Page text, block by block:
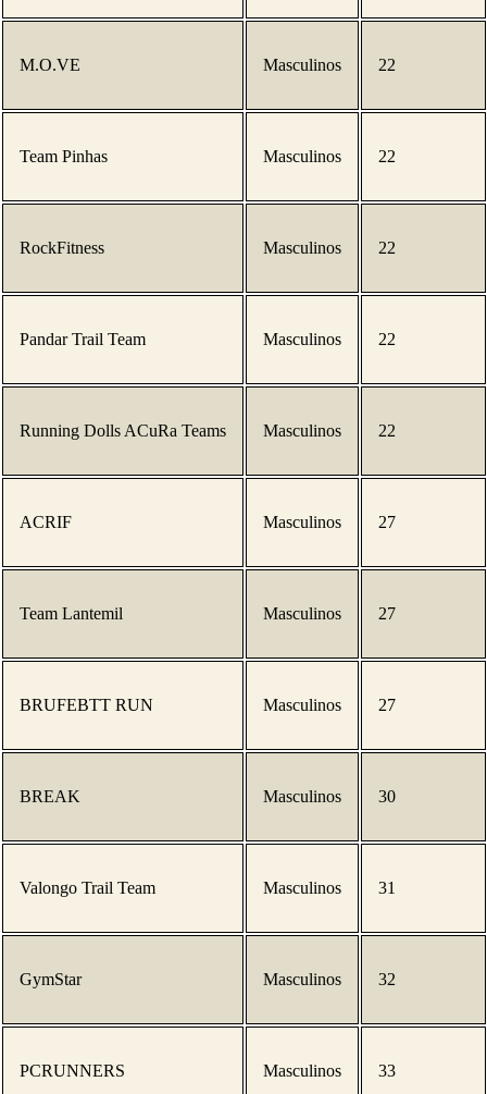
M.O.VE Masculinos 22
Team Pinhas Masculinos 22
RockFitness Masculinos 22
Pandar Trail Team Masculinos 22
Running Dolls ACuRa Teams Masculinos 22
ACRIF Masculinos 27
Team Lantemil Masculinos 27
BRUFEBTT RUN Masculinos 27
BREAK Masculinos 30
Valongo Trail Team Masculinos 31
GymStar Masculinos 32
PCRUNNERS Masculinos 33